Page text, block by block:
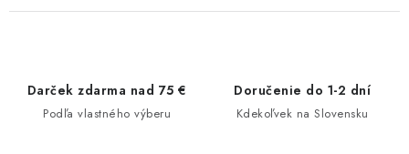
Darček zdarma nad 75 €
Podľa vlastného výberu
Doručenie do 1-2 dní
Kdekoľvek na Slovensku